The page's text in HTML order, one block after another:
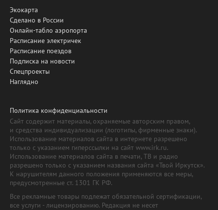
Экокарта
Сделано в России
Онлайн-табло аэропорта
Расписание электричек
Расписание поездов
Подписка на новости
Спецпроекты
Наглядно
Политика конфиденциальности
Сайт содержит материалы, охраняемые авторским правом,
и средства индивидуализации (логотипы, фирменные знаки).
Использование материалов сайта в интернете разрешено
только с указанием гиперссылки на сайт www.irk.ru.
Использование материалов сайта в печати, ТВ и радио
разрешено только с указанием названия сайта «Твой Иркутск».
К нарушителям данного положения применяются все меры,
предусмотренные ст. 1301 ГК РФ.
Все рекламные товары подлежат обязательной сертификации,
все услуги - лицензированию. Редакция не несет